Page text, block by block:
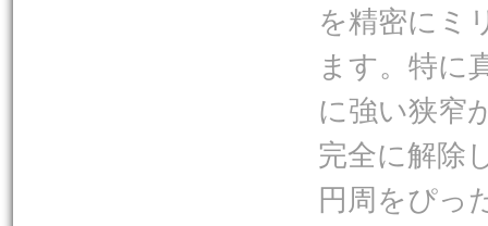
を精密にミ
ます。特に
に強い狭窄
完全に解除
円周をぴっ